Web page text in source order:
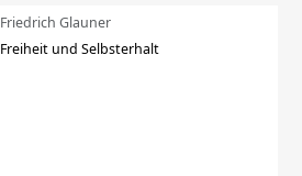
Friedrich Glauner
Freiheit und Selbsterhalt